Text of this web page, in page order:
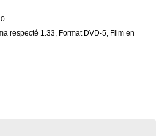
respecté 1.33, Format DVD-5, Film en